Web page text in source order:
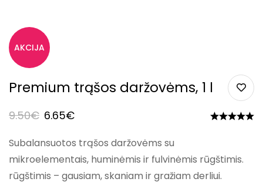
Premium trąšos daržovėms, 1 l
9.50€ 6.65€
Subalansuotos trąšos daržovėms su
mikroelementais, huminėmis ir fulvinėmis rūgštimis.
rūgštimis – gausiam, skaniam ir gražiam derliui.